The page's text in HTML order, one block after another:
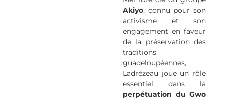
Akiyo, connu pour son
activisme et son
engagement en faveur
de la préservation des
traditions
guadeloupéennes,
Ladrézeau joue un rôle
essentiel dans la
perpétuation du Gwo